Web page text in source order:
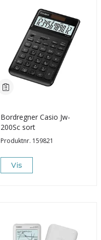
Bordregner Casio Jw-
200Sc sort
Produktnr. 159821
Vis